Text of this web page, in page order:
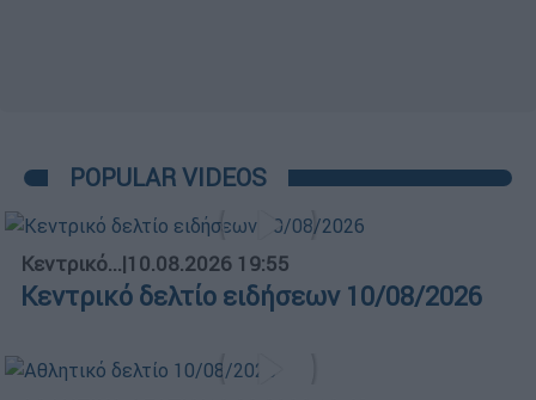
POPULAR VIDEOS
Κεντρικό...|10.08.2026 19:55
Κεντρικό δελτίο ειδήσεων 10/08/2026